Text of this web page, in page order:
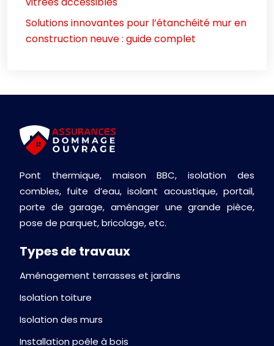
Solutions innovantes pour l’étanchéité mur en
construction neuve : guide complet
Pont thermique, maison BBC, isolation des
combles, fuite d’eau, isolant acoustique, portail,
porte de garage, aménager une grande pièce,
pose de parquet, bricolage, etc.
Types de travaux
Aménagement terrasses et jardins
Isolation toiture
Isolation des murs
Installation poêle à bois